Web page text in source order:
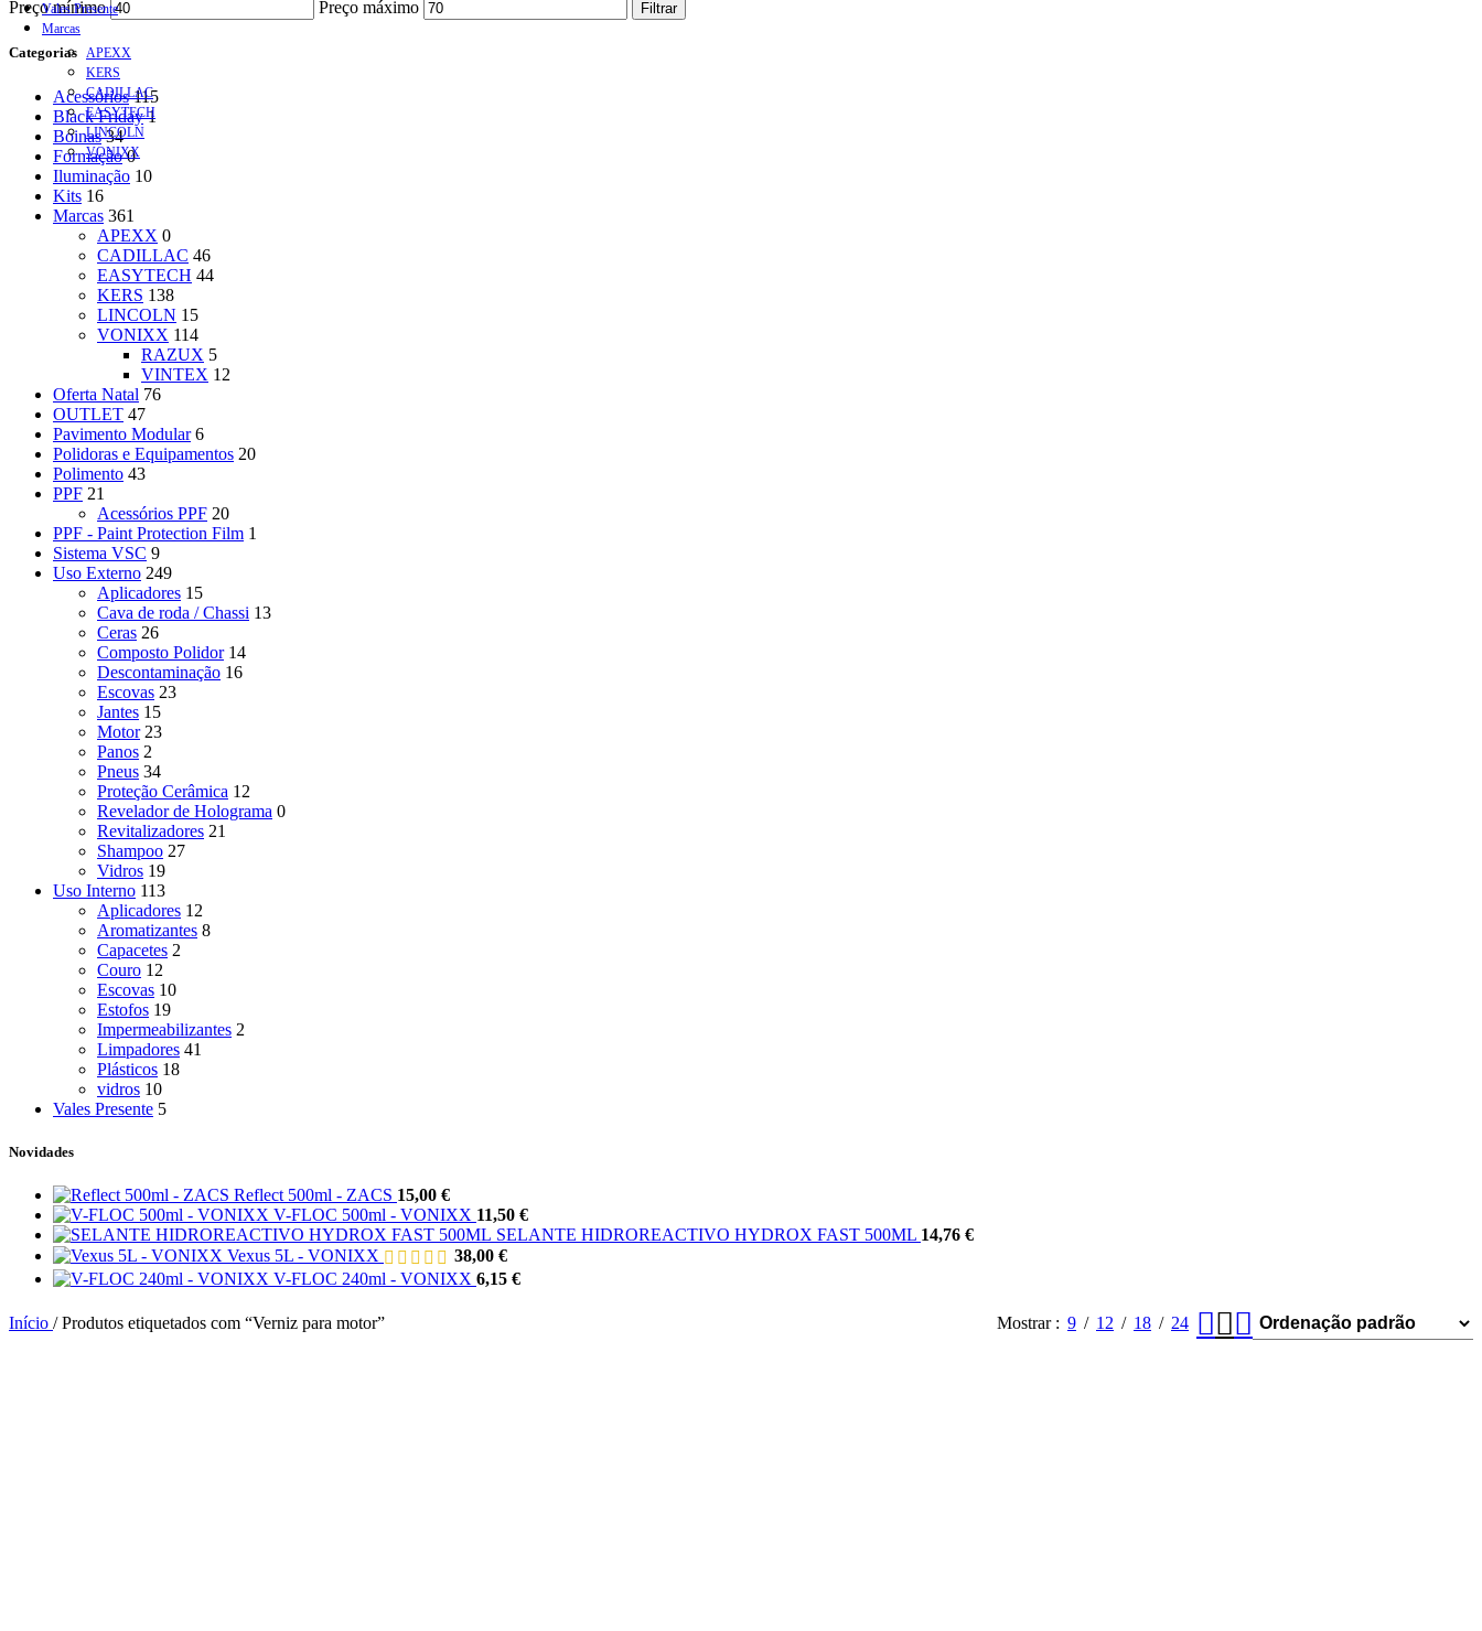
Vales Presente
Marcas
APEXX
KERS
CADILLAC
EASYTECH
LINCOLN
VONIXX
Preço mínimo Preço máximo Filtrar
Categorias
Acessórios 115
Black Friday 1
Boinas 34
Formação 0
Iluminação 10
Kits 16
Marcas 361
APEXX 0
CADILLAC 46
EASYTECH 44
KERS 138
LINCOLN 15
VONIXX 114
RAZUX 5
VINTEX 12
Oferta Natal 76
OUTLET 47
Pavimento Modular 6
Polidoras e Equipamentos 20
Polimento 43
PPF 21
Acessórios PPF 20
PPF - Paint Protection Film 1
Sistema VSC 9
Uso Externo 249
Aplicadores 15
Cava de roda / Chassi 13
Ceras 26
Composto Polidor 14
Descontaminação 16
Escovas 23
Jantes 15
Motor 23
Panos 2
Pneus 34
Proteção Cerâmica 12
Revelador de Holograma 0
Revitalizadores 21
Shampoo 27
Vidros 19
Uso Interno 113
Aplicadores 12
Aromatizantes 8
Capacetes 2
Couro 12
Escovas 10
Estofos 19
Impermeabilizantes 2
Limpadores 41
Plásticos 18
vidros 10
Vales Presente 5
Novidades
Reflect 500ml - ZACS 15,00 €
V-FLOC 500ml - VONIXX 11,50 €
SELANTE HIDROREACTIVO HYDROX FAST 500ML 14,76 €
Vexus 5L - VONIXX
38,00 €
V-FLOC 240ml - VONIXX 6,15 €
Início / Produtos etiquetados com “Verniz para motor” Mostrar 9 12 18 24